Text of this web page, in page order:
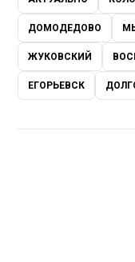
ДОМОДЕДОВО
ЖУКОВСКИЙ
ЕГОРЬЕВСК